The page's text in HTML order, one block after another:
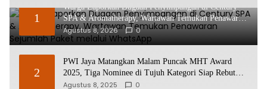
1
Warga Laporkan Dugaan Penyimpangan di Century
SPA & Aromatherapy, Wartawan Temukan Penawaran
Sejumlah Paket melalui WhatsApp
Agustus 8, 2026 0
2
PWI Jaya Matangkan Malam Puncak MHT Award
2025, Tiga Nominee di Tujuh Kategori Siap Rebut
Penghargaan
Agustus 8, 2025 0